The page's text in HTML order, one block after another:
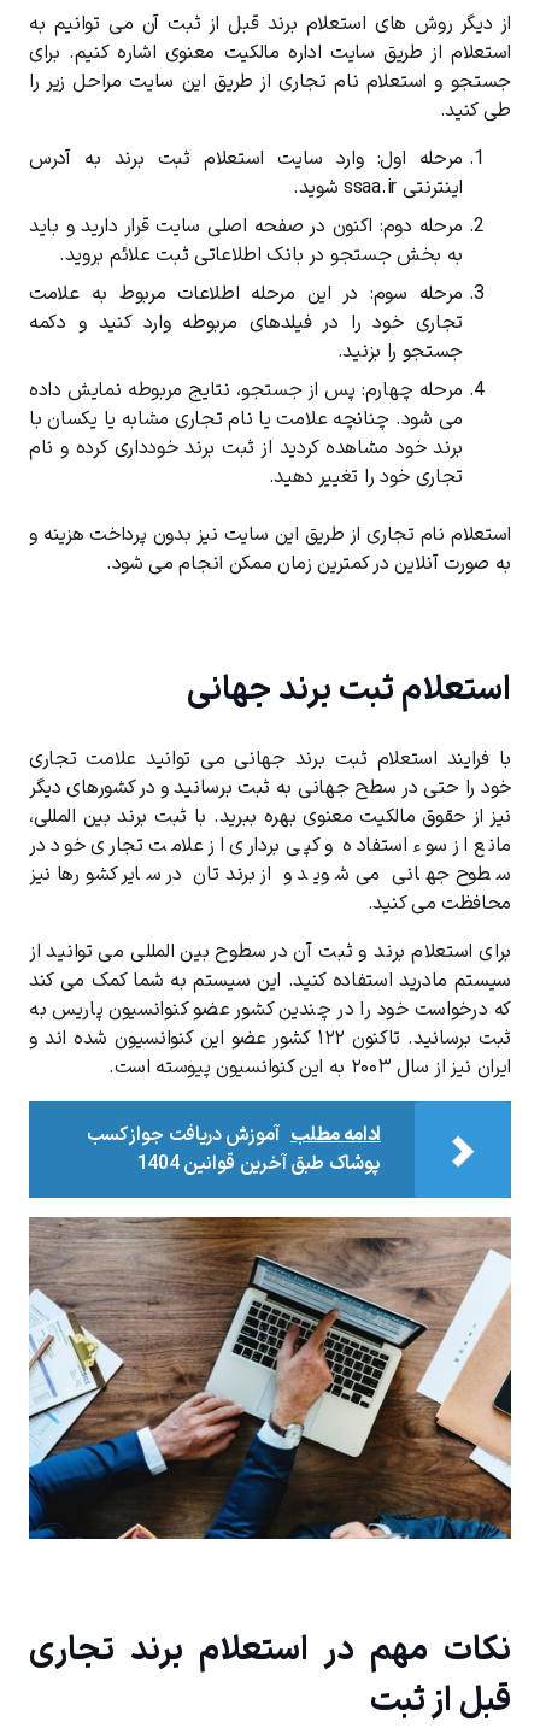
از دیگر روش های استعلام برند قبل از ثبت آن می توانیم به
استعلام از طریق سایت اداره مالکیت معنوی اشاره کنیم. برای
جستجو و استعلام نام تجاری از طریق این سایت مراحل زیر را
طی کنید.
مرحله اول: وارد سایت استعلام ثبت برند به آدرس
اینترنتی ssaa.ir شوید.
مرحله دوم: اکنون در صفحه اصلی سایت قرار دارید و باید
به بخش جستجو در بانک اطلاعاتی ثبت علائم بروید.
مرحله سوم: در این مرحله اطلاعات مربوط به علامت
تجاری خود را در فیلدهای مربوطه وارد کنید و دکمه
جستجو را بزنید.
مرحله چهارم: پس از جستجو، نتایج مربوطه نمایش داده
می شود. چنانچه علامت یا نام تجاری مشابه یا یکسان با
برند خود مشاهده کردید از ثبت برند خودداری کرده و نام
تجاری خود را تغییر دهید.
استعلام نام تجاری از طریق این سایت نیز بدون پرداخت هزینه و
به صورت آنلاین در کمترین زمان ممکن انجام می شود.
استعلام ثبت برند جهانی
با فرایند استعلام ثبت برند جهانی می توانید علامت تجاری
خود را حتی در سطح جهانی به ثبت برسانید و در کشورهای دیگر
نیز از حقوق مالکیت معنوی بهره ببرید. با ثبت برند بین المللی،
مانع از سوء استفاده و کپی برداری از علامت تجاری خود در
سطوح جهانی می شوید و از برندتان در سایر کشورها نیز
محافظت می کنید.
برای استعلام برند و ثبت آن در سطوح بین المللی می توانید از
سیستم مادرید استفاده کنید. این سیستم به شما کمک می کند
که درخواست خود را در چندین کشور عضو کنوانسیون پاریس به
ثبت برسانید. تاکنون ۱۲۲ کشور عضو این کنوانسیون شده اند و
ایران نیز از سال ۲۰۰۳ به این کنوانسیون پیوسته است.
ادامه مطلب آموزش دریافت جواز کسب
پوشاک طبق آخرین قوانین 1404
نکات مهم در استعلام برند تجاری
قبل از ثبت
کد ارسال شده را وارد کنید
دریافت مجدد کد: 00:59